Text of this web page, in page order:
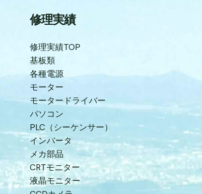
修理実績
修理実績TOP
基板類
各種電源
モーター
モータードライバー
パソコン
PLC（シーケンサー）
インバータ
メカ部品
CRTモニター
液晶モニター